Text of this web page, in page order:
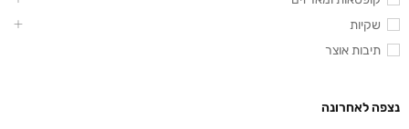
שקיות
תיבות אוצר
נצפה לאחרונה